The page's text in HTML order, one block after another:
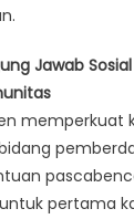
Jawab
pertama